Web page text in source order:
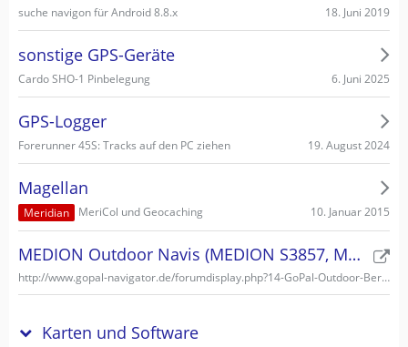
suche navigon für Android 8.8.x 18. Juni 2019
sonstige GPS-Geräte
Cardo SHO-1 Pinbelegung 6. Juni 2025
GPS-Logger
Forerunner 45S: Tracks auf den PC ziehen 19. August 2024
Magellan
Meridian MeriCol und Geocaching 10. Januar 2015
MEDION Outdoor Navis (MEDION S3857, MEDION S3747)
http://www.gopal-navigator.de/forumdisplay.php?14-GoPal-Outdoor-Bereich
Karten und Software